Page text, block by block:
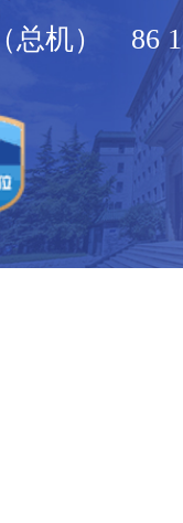
总机） 86